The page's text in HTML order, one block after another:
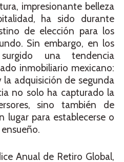
impresionante belleza
ha sido durante
de elección para los
Sin embargo, en los
una tendencia
inmobiliario mexicano:
adquisición de segunda
no solo ha capturado la
sino también de
lugar para establecerse o
Anual de Retiro Global,